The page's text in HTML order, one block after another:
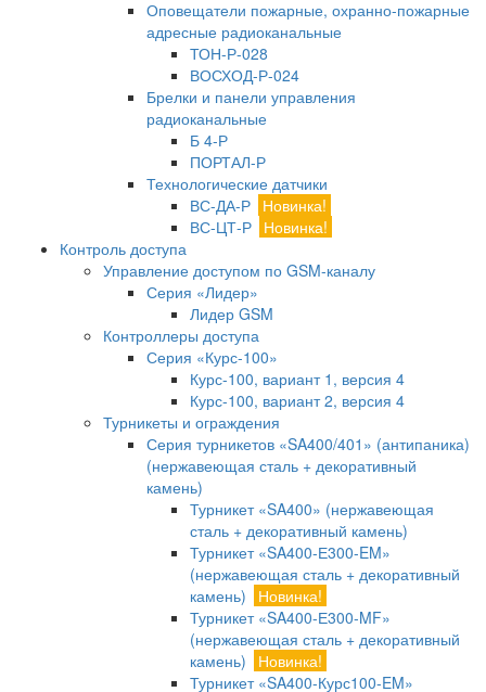
Оповещатели пожарные, охранно-пожарные
адресные радиоканальные
ТОН-Р-028
ВОСХОД-Р-024
Брелки и панели управления
радиоканальные
Б 4-Р
ПОРТАЛ-Р
Технологические датчики
ВС-ДА-Р Новинка!
ВС-ЦТ-Р Новинка!
Контроль доступа
Управление доступом по GSM-каналу
Серия «Лидер»
Лидер GSM
Контроллеры доступа
Серия «Курс-100»
Курс-100, вариант 1, версия 4
Курс-100, вариант 2, версия 4
Турникеты и ограждения
Серия турникетов «SA400/401» (антипаника)
(нержавеющая сталь + декоративный
камень)
Турникет «SA400» (нержавеющая
сталь + декоративный камень)
Турникет «SA400-Е300-EM»
(нержавеющая сталь + декоративный
камень)
Новинка!
Турникет «SA400-Е300-MF»
(нержавеющая сталь + декоративный
камень)
Новинка!
Турникет «SA400-Курс100-EM»